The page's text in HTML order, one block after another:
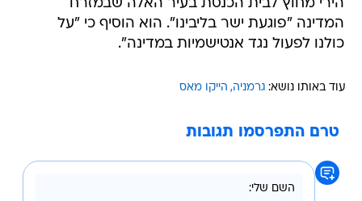
הירי מחוץ לבית הכנסת בעיר האלה שבמזרח
המדינה "פוגעת ישר בליבינו". הוא הוסיף כי "על
כולנו לפעול נגד אנטישמיות במדינה".
עוד באותו נושא: גרמניה הייקו מאס
טרם התפרסמו תגובות